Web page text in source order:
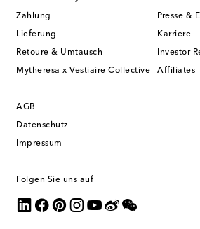
Zahlung
Lieferung
Retoure & Umtausch
Mytheresa x Vestiaire Collective
Presse &
Karriere
Investor
Affiliates
AGB
Datenschutz
Impressum
Folgen Sie uns auf